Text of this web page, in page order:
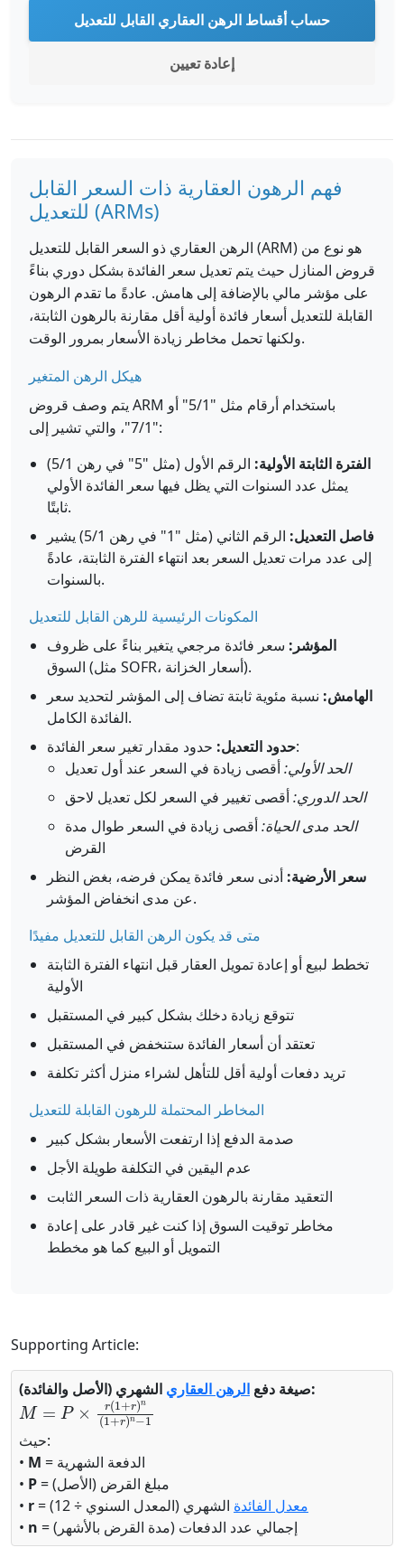
حساب أقساط الرهن العقاري القابل للتعديل
إعادة تعيين
فهم الرهون العقارية ذات السعر القابل
للتعديل (ARMs)
الرهن العقاري ذو السعر القابل للتعديل (ARM) هو نوع من
قروض المنازل حيث يتم تعديل سعر الفائدة بشكل دوري بناءً
على مؤشر مالي بالإضافة إلى هامش. عادةً ما تقدم الرهون
القابلة للتعديل أسعار فائدة أولية أقل مقارنة بالرهون الثابتة،
ولكنها تحمل مخاطر زيادة الأسعار بمرور الوقت.
هيكل الرهن المتغير
يتم وصف قروض ARM باستخدام أرقام مثل "5/1" أو
"7/1"، والتي تشير إلى:
الفترة الثابتة الأولية:
الرقم الأول (مثل "5" في رهن 5/1)
يمثل عدد السنوات التي يظل فيها سعر الفائدة الأولي
ثابتًا.
فاصل التعديل:
الرقم الثاني (مثل "1" في رهن 5/1) يشير
إلى عدد مرات تعديل السعر بعد انتهاء الفترة الثابتة، عادةً
بالسنوات.
المكونات الرئيسية للرهن القابل للتعديل
المؤشر: سعر فائدة مرجعي يتغير بناءً على ظروف
السوق (مثل SOFR، أسعار الخزانة).
الهامش: نسبة مئوية ثابتة تضاف إلى المؤشر لتحديد سعر
الفائدة الكامل.
حدود التعديل:حدود مقدار تغير سعر الفائدة:
الحد الأولي:أقصى زيادة في السعر عند أول تعديل
الحد الدوري:أقصى تغيير في السعر لكل تعديل لاحق
الحد مدى الحياة:أقصى زيادة في السعر طوال مدة
القرض
سعر الأرضية: أدنى سعر فائدة يمكن فرضه، بغض النظر
عن مدى انخفاض المؤشر.
متى قد يكون الرهن القابل للتعديل مفيدًا
تخطط لبيع أو إعادة تمويل العقار قبل انتهاء الفترة الثابتة
الأولية
تتوقع زيادة دخلك بشكل كبير في المستقبل
تعتقد أن أسعار الفائدة ستنخفض في المستقبل
تريد دفعات أولية أقل للتأهل لشراء منزل أكثر تكلفة
المخاطر المحتملة للرهون القابلة للتعديل
صدمة الدفع إذا ارتفعت الأسعار بشكل كبير
عدم اليقين في التكلفة طويلة الأجل
التعقيد مقارنة بالرهون العقارية ذات السعر الثابت
مخاطر توقيت السوق إذا كنت غير قادر على إعادة
التمويل أو البيع كما هو مخطط
Supporting Article:
صيغة دفع الرهن العقاري الشهري (الأصل والفائدة): M=P×r(1+r)n(1+r)n−1
حيث:
• M
= الدفعة الشهرية
• P
= مبلغ القرض (الأصل)
• r= معدل الفائدة الشهري (المعدل السنوي ÷ 12)
• n = إجمالي عدد الدفعات (مدة القرض بالأشهر)